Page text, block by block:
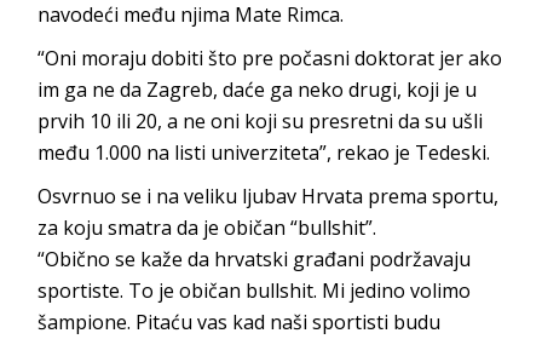
navodeći među njima Mate Rimca.
“Oni moraju dobiti što pre počasni doktorat jer ako
im ga ne da Zagreb, daće ga neko drugi, koji je u
prvih 10 ili 20, a ne oni koji su presretni da su ušli
među 1.000 na listi univerziteta”, rekao je Tedeski.
Osvrnuo se i na veliku ljubav Hrvata prema sportu,
za koju smatra da je običan “bullshit”.
“Obično se kaže da hrvatski građani podržavaju
sportiste. To je običan bullshit. Mi jedino volimo
šampione. Pitaću vas kad naši sportisti budu